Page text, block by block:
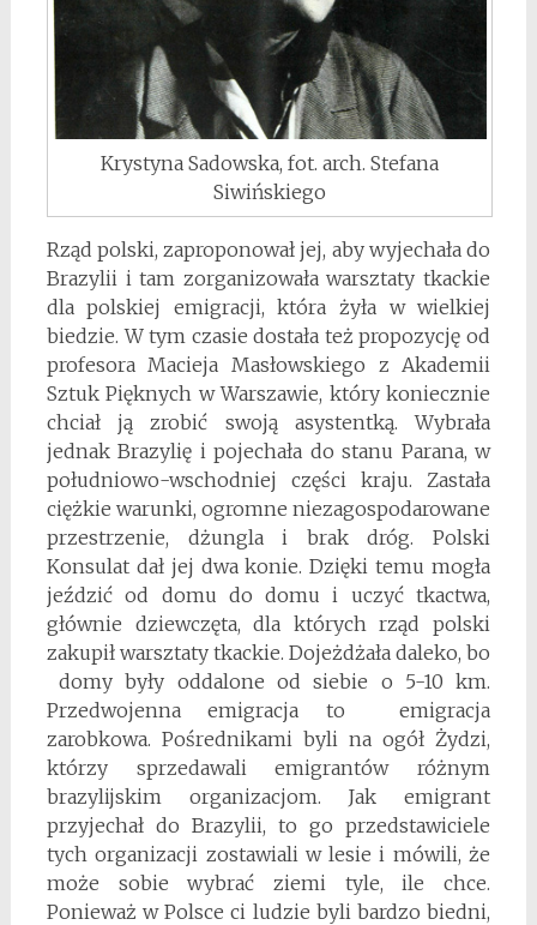
Krystyna Sadowska, fot. arch. Stefana
Siwińskiego
Rząd polski, zaproponował jej, aby wyjechała do
Brazylii i tam zorganizowała warsztaty tkackie
dla polskiej emigracji, która żyła w wielkiej
biedzie. W tym czasie dostała też propozycję od
profesora Macieja Masłowskiego z Akademii
Sztuk Pięknych w Warszawie, który koniecznie
chciał ją zrobić swoją asystentką. Wybrała
jednak Brazylię i pojechała do stanu Parana, w
południowo-wschodniej części kraju. Zastała
ciężkie warunki, ogromne niezagospodarowane
przestrzenie, dżungla i brak dróg. Polski
Konsulat dał jej dwa konie. Dzięki temu mogła
jeździć od domu do domu i uczyć tkactwa,
głównie dziewczęta, dla których rząd polski
zakupił warsztaty tkackie. Dojeżdżała daleko, bo
domy były oddalone od siebie o 5-10 km.
Przedwojenna emigracja to emigracja
zarobkowa. Pośrednikami byli na ogół Żydzi,
którzy sprzedawali emigrantów różnym
brazylijskim organizacjom. Jak emigrant
przyjechał do Brazylii, to go przedstawiciele
tych organizacji zostawiali w lesie i mówili, że
może sobie wybrać ziemi tyle, ile chce.
Ponieważ w Polsce ci ludzie byli bardzo biedni,